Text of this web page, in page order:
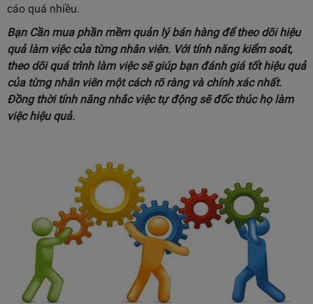
cáo quá nhiều.
Bạn Cần mua phần mềm quản lý bán hàngđể theo dõi hiệu
quả làm việc của từng nhân viên. Với tính năng kiểm soát,
theo dõi quá trình làm việc sẽ giúp bạn đánh giá tốt hiệu quả
của từng nhân viên một cách rõ ràng và chính xác nhất.
Đồng thời tính năng nhắc việc tự động sẽ đốc thúc họ làm
việc hiệu quả.